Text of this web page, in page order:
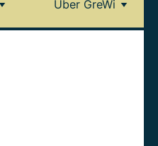
Über GreWi